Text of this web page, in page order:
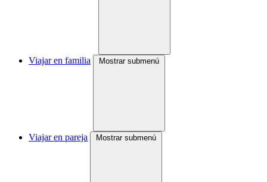
Viajar en familia Mostrar submenú
Viajar en pareja Mostrar submenú